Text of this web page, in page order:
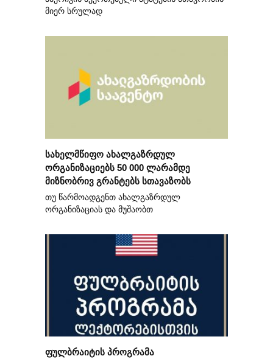
მიერ სრულად
სახელმწიფო ახალგაზრდულ
ორგანიზაციებს 50 000 ლარამდე
მიზნობრივ გრანტებს სთავაზობს
თუ წარმოადგენთ ახალგაზრდულ
ორგანიზაციას და მუშაობთ
ფულბრაიტის პროგრამა